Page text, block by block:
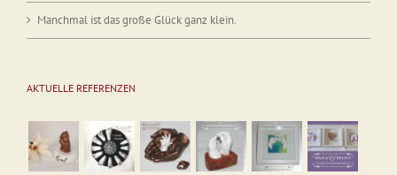
Manchmal ist das große Glück ganz klein.
AKTUELLE REFERENZEN